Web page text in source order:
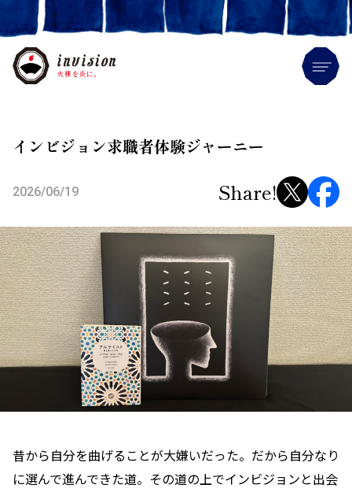
インビジョン求職者体験ジャーニー
2026/06/19 Share!
昔から自分を曲げることが大嫌いだった。だから自分なり
に選んで進んできた道。その道の上でインビジョンと出会